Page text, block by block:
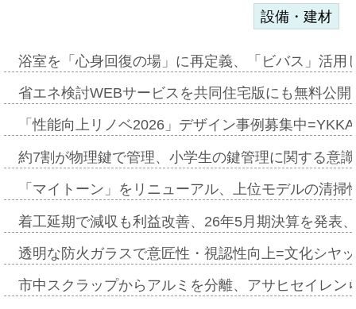
設備・建材
浴室を「心身回復の場」に再定義、「ビバス」活
省エネ検討WEBサービスを共同住宅版にも無料公
「性能向上リノベ2026」デザイン事例募集中
約7割が物理鍵で管理、小学生の鍵管理に関する意
「マイトーン」をリニューアル、上位モデルの清
着工延期で減収も利益改善、26年5月期決算を発表
透明な防火ガラスで意匠性・視認性向上=文化シヤ
市中スクラップからアルミを分離、アサヒセイレ